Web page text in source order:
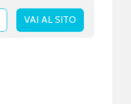
VAI AL SITO